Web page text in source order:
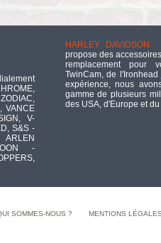
VANCE
V-
S&S -
-
HARLEY DAVIDSON :
propose des
remplacement pour
TwinCam, de
expérience, nous
gamme de plusieurs
des USA, d'Europe et
SOMMES-NOUS ? MENTIONS